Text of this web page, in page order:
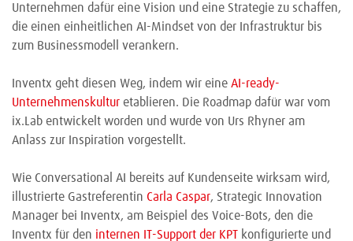
Unternehmen dafür eine Vision und eine Strategie zu schaffen,
die einen einheitlichen AI-Mindset von der Infrastruktur bis
zum Businessmodell verankern.
Inventx geht diesen Weg, indem wir eine AI-ready-
Unternehmenskultur etablieren. Die Roadmap dafür war vom
ix.Lab entwickelt worden und wurde von Urs Rhyner am
Anlass zur Inspiration vorgestellt.
Wie Conversational AI bereits auf Kundenseite wirksam wird,
illustrierte Gastreferentin Carla Caspar, Strategic Innovation
Manager bei Inventx, am Beispiel des Voice-Bots, den die
Inventx für den internen IT-Support der KPT konfigurierte und